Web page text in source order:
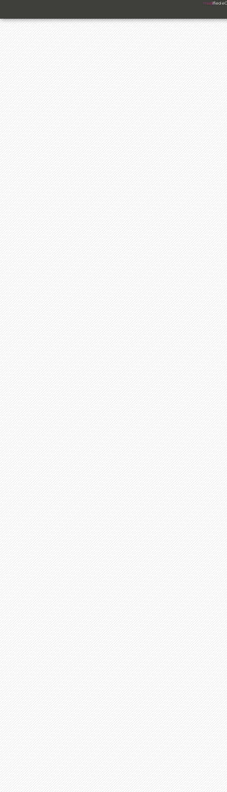
modified